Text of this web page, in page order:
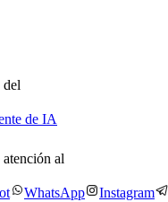
del
de IA
al
WhatsApp Instagram